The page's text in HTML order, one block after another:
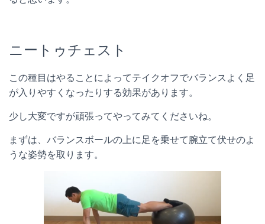
ニートゥチェスト
この種目はやることによってテイクオフでバランスよく足
が入りやすくなったりする効果があります。
少し大変ですが頑張ってやってみてくださいね。
まずは、バランスボールの上に足を乗せて腕立て伏せのよ
うな姿勢を取ります。